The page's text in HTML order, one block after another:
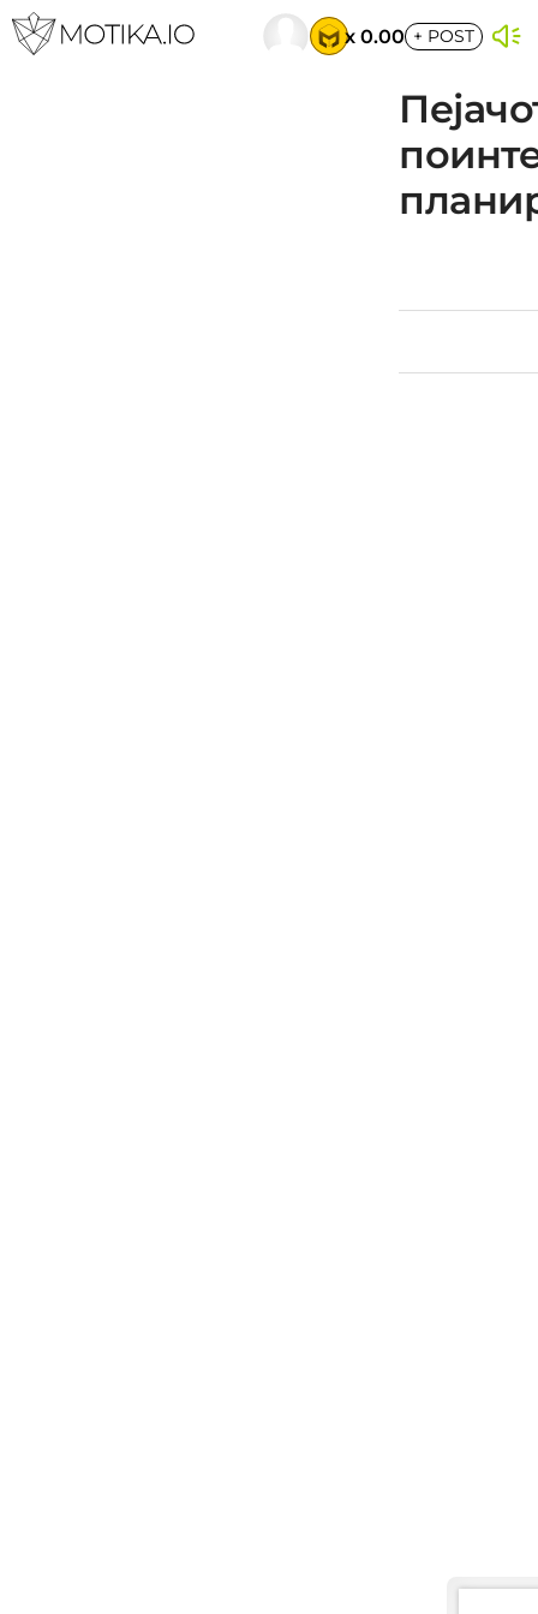
x 0.00 + POST